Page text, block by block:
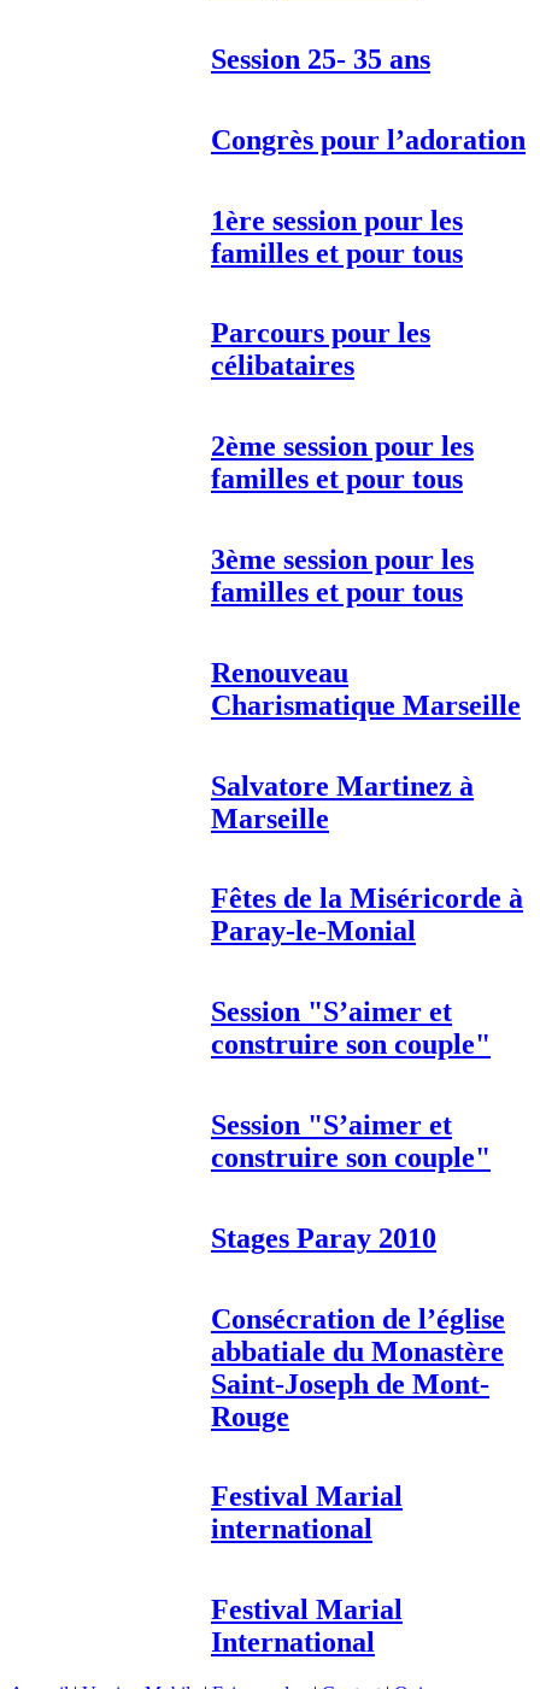
Session 25- 35 ans
Congrès pour l’adoration
1ère session pour les
familles et pour tous
Parcours pour les
célibataires
2ème session pour les
familles et pour tous
3ème session pour les
familles et pour tous
Renouveau
Charismatique Marseille
Salvatore Martinez à
Marseille
Fêtes de la Miséricorde à
Paray-le-Monial
Session "S’aimer et
construire son couple"
Session "S’aimer et
construire son couple"
Stages Paray 2010
Consécration de l’église
abbatiale du Monastère
Saint-Joseph de Mont-
Rouge
Festival Marial
international
Festival Marial
International